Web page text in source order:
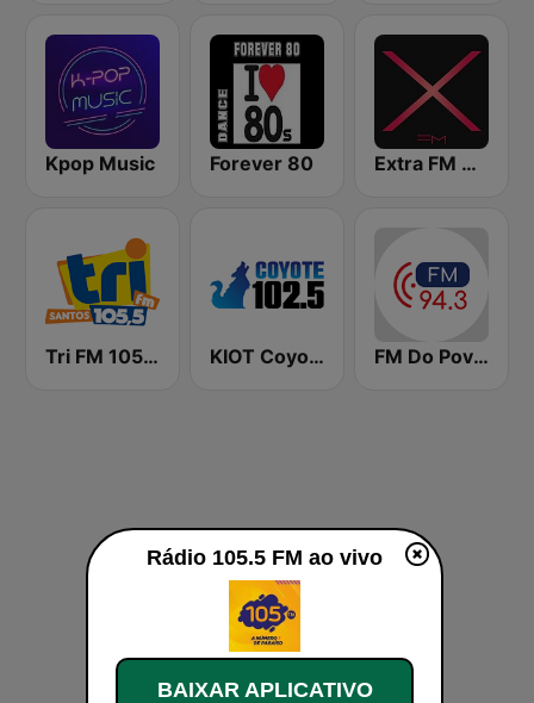
Kpop Music Forever 80 Extra FM 93.6
Tri FM 105.5 KIOT Coyote 102.5 FM FM Do Povo 94.3
Rádio 105.5 FM ao vivo
BAIXAR APLICATIVO